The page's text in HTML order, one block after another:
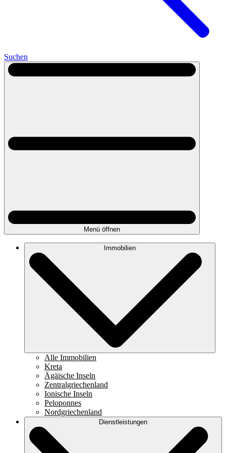
Suchen
Menü öffnen
Immobilien
Alle Immobilien
Kreta
Ägäische Inseln
Zentralgriechenland
Ionische Inseln
Peloponnes
Nordgriechenland
Dienstleistungen